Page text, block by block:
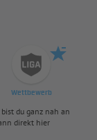
Wettbewerb
du ganz nah an
direkt hier